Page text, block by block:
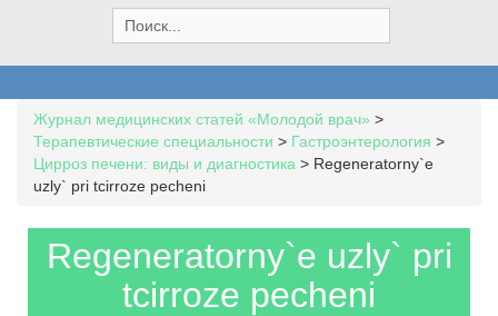
e
a
h
f
o
r
Журнал медицинских статей «Молодой врач» >
Терапевтические специальности > Гастроэнтерология >
Цирроз печени: виды и диагностика > Regeneratorny`e
uzly` pri tcirroze pecheni
Regeneratorny`e uzly` pri
tcirroze pecheni